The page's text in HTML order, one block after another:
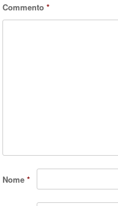
Commento*
Nome*